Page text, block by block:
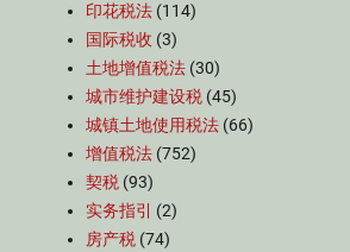
印花税法 (114)
国际税收 (3)
土地增值税法 (30)
城市维护建设税 (45)
城镇土地使用税法 (66)
增值税法 (752)
契税 (93)
实务指引
(2)
房产税 (74)